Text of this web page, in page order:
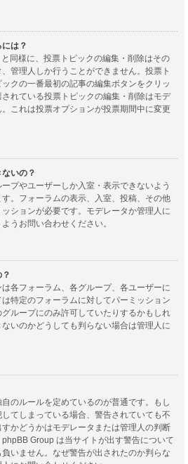
は？
同様に、投票トピックの編集・削除はその
管理人しか行うことができません。投票ト
クの一番最初の記事の編集ボタンをクリッ
れている投票トピックの編集・削除はモデ
これは投票オプションが投票期間中に変更
いの？
プやユーザーしか入室・表示できないよう
。フォーラムの表示、入室、投稿、その他
ションが必要です。モデレータか管理人に
うお問い合わせください。
各フォーラム、各グループ、各ユーザーに
特定のフォーラムに対してパーミッション
ループにのみ許可していたりするかもしれ
いのかどうしても判らない場合は管理人に
のルールを定めているのが普通です。もし
てしまっている場合、警告されていても不
かどうかはモデレータまたは管理人の判断
Group は当サイトが出す警告について
いません。なぜ警告が出されたのか判らな